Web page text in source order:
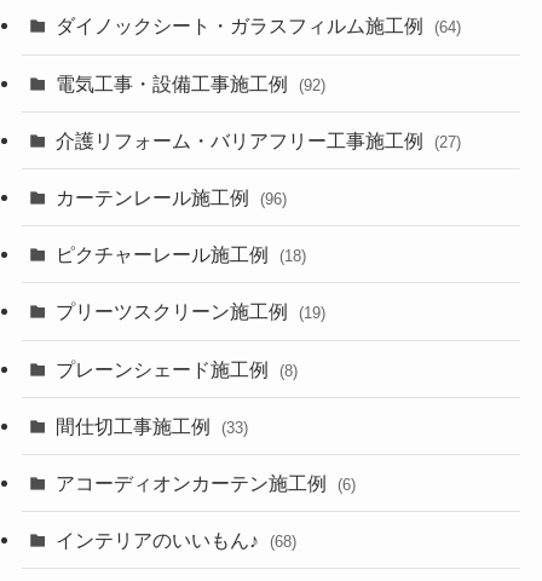
ダイノックシート・ガラスフィルム施工例 (64)
電気工事・設備工事施工例 (92)
介護リフォーム・バリアフリー工事施工例 (27)
カーテンレール施工例 (96)
ピクチャーレール施工例 (18)
プリーツスクリーン施工例 (19)
プレーンシェード施工例 (8)
間仕切工事施工例 (33)
アコーディオンカーテン施工例 (6)
インテリアのいいもん♪ (68)